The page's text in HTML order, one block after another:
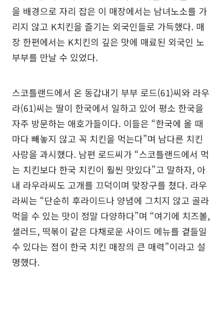
을 배경으로 자리 잡은 이 매장에서는 남녀노소를 가
리지 않고 K치킨을 즐기는 외국인들로 가득했다. 매
장 한편에서는 K치킨의 깊은 맛에 매료된 외국인 노
부부를 만날 수 있었다.
스코틀랜드에서 온 동갑내기 부부 로드(61)씨와 라우
라(61)씨는 딸이 한국에서 일하고 있어 평소 한국을
자주 방문하는 애호가들이다. 이들은 “한국에 올 때
마다 빼놓지 않고 꼭 치킨을 먹는다”며 남다른 치킨
사랑을 과시했다. 남편 로드씨가 “스코틀랜드에서 먹
는 치킨보다 한국 치킨이 훨씬 맛있다”고 말하자, 아
내 라우라씨도 고개를 끄덕이며 맞장구를 쳤다. 라우
라씨는 “단순히 후라이드나 양념에 그치지 않고 골라
먹을 수 있는 맛이 정말 다양하다”며 “여기에 치즈볼,
샐러드, 떡볶이 같은 다채로운 사이드 메뉴를 곁들일
수 있다는 점이 한국 치킨 매장의 큰 매력”이라고 설
명했다.